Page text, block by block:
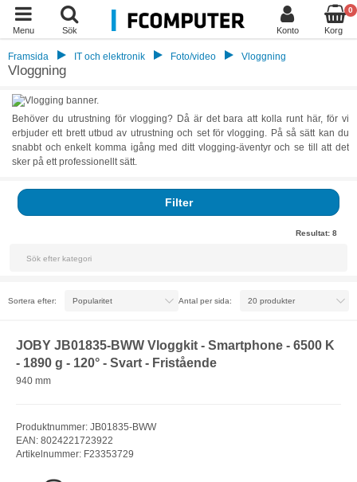
Menu Sök Konto
0
Korg
Framsida IT och elektronik Foto/video Vloggning
Vloggning
Behöver du utrustning för vlogging? Då är det bara att kolla runt här, för vi
erbjuder ett brett utbud av utrustning och set för vlogging. På så sätt kan du
snabbt och enkelt komma igång med ditt vlogging-äventyr och se till att det
sker på ett professionellt sätt.
Filter
Resultat: 8
Sortera efter: Antal per sida:
JOBY JB01835-BWW Vloggkit - Smartphone - 6500 K
- 1890 g - 120° - Svart - Fristående
940 mm
Produktnummer: JB01835-BWW
EAN: 8024221723922
Artikelnummer: F23353729